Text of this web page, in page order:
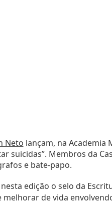
Neto lançam, na Academia
suicidas”. Membros da
e bate-papo.
edição o selo da
de vida